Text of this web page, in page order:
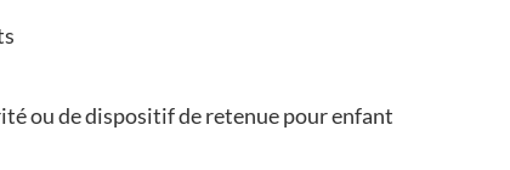
ou de dispositif de retenue pour enfant